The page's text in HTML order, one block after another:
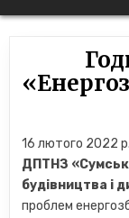
16 лютого 2022
ДПТНЗ
будівництва і
проблем